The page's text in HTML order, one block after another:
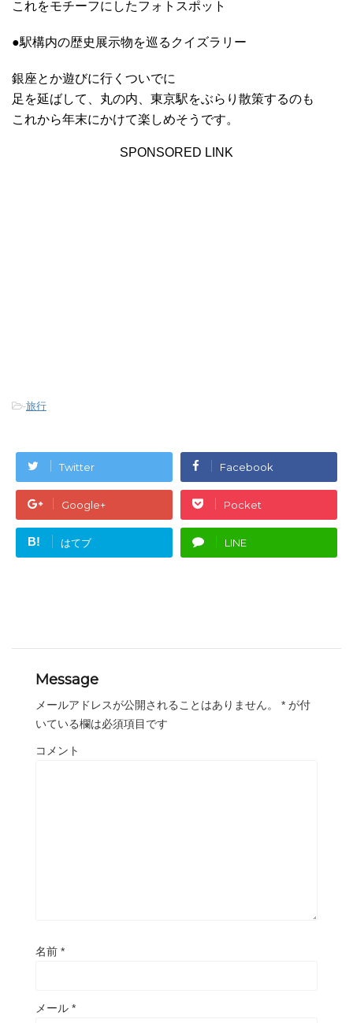
これをモチーフにしたフォトスポット
●駅構内の歴史展示物を巡るクイズラリー
銀座とか遊びに行くついでに
足を延ばして、丸の内、東京駅をぶらり散策するのも
これから年末にかけて楽しめそうです。
SPONSORED LINK
-旅行
Twitter Facebook
Google+ Pocket
B! はてブ LINE
Message
メールアドレスが公開されることはありません。 * が付
いている欄は必須項目です
コメント
名前 *
メール *